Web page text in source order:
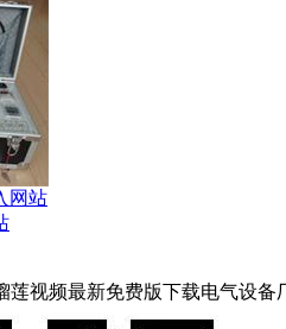
网站
莲视频最新免费版下载电气设备